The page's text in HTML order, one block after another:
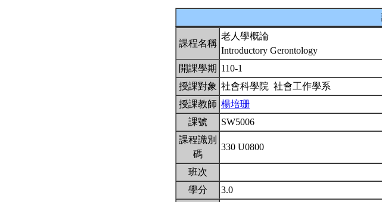
課程名稱
老人學概論
Introductory Gerontology
開課學期 110-1
授課對象 社會科學院 社會工作學系
授課教師 楊培珊
課號
SW5006
課程識別
碼
330 U0800
班次
學分
3.0